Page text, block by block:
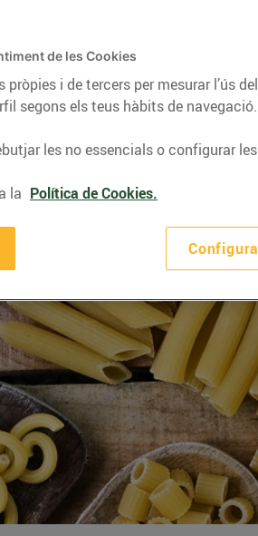
I HÀBITS SALUDABLES
de les Cookies
pròpies i de tercers per mesurar l’ús
segons els teus hàbits de navegació.
les no essencials o configurar
la Política de Cookies.